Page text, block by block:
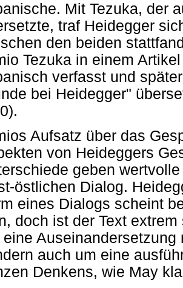
Mit Tezuka, der
traf Heidegger
den beiden
Tezuka in einem
verfasst und
bei Heidegger"
Aufsatz über das
von Heideggers
geben
östlichen Dialog.
eines Dialogs scheint
doch ist der Text
eine
auch um eine
Denkens, wie May